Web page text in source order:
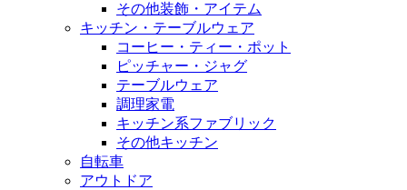
その他装飾・アイテム
キッチン・テーブルウェア
コーヒー・ティー・ポット
ピッチャー・ジャグ
テーブルウェア
調理家電
キッチン系ファブリック
その他キッチン
自転車
アウトドア